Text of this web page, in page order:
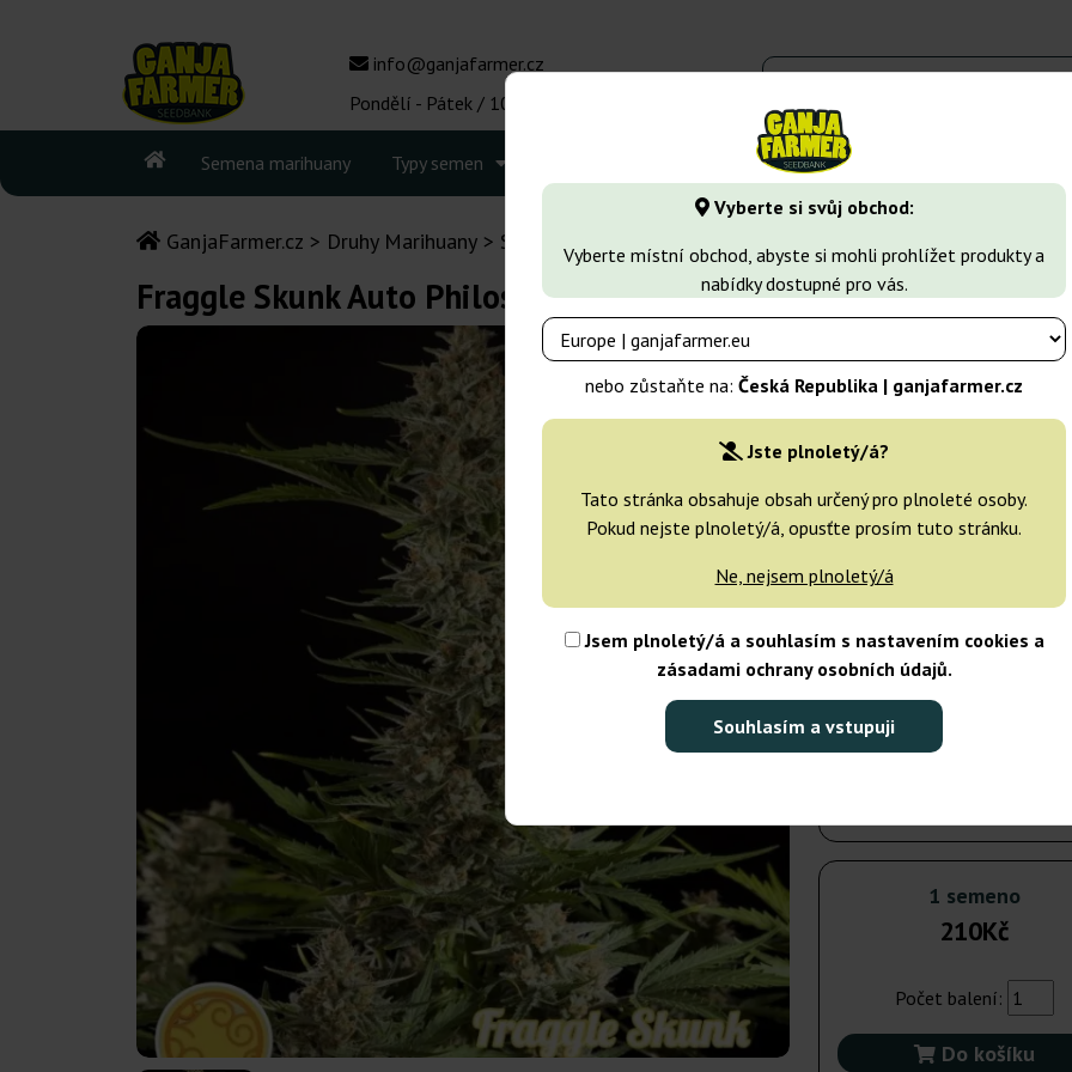
Vyberte si svůj obchod:
Vyberte místní obchod, abyste si mohli prohlížet produkty a
nabídky dostupné pro vás.
nebo zůstaňte na: Česká Republika | ganjafarmer.cz
Jste plnoletý/á?
Tato stránka obsahuje obsah určený pro plnoleté osoby.
Pokud nejste plnoletý/á, opusťte prosím tuto stránku.
Ne, nejsem plnoletý/á
Jsem plnoletý/á a souhlasím s nastavením cookies a
zásadami ochrany osobních údajů.
Souhlasím a vstupuji
info@ganjafarmer.cz
Pondělí - Pátek / 10:00 - 16:00
Semena marihuany Typy semen Druhy marihuany
GanjaFarmer.cz Druhy Marihuany Skunk
Fraggle Skunk Auto Philosopher Seeds
Philosopher Seeds
1 semeno
Odeslání do 3-7
3 semena
Odeslání do 3-7
dnů
3
1 semeno
210Kč
Počet balení:
Do košíku